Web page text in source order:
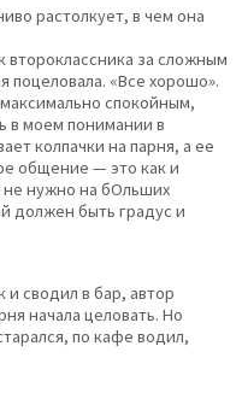
растолкует, в чем она
второклассника за сложным
поцеловала. «Все хорошо».
спокойным,
в моем понимании в
колпачки на парня, а ее
общение — это как и
нужно на бОльших
должен быть градус и
и сводил в бар, автор
начала целовать. Но
по кафе водил,